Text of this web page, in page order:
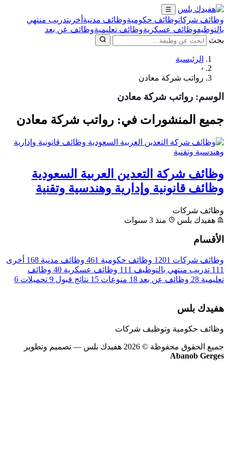
☰
وظائف شركاتوظائف حكوميةوظائف مدنية أخرىتدريب منتهي
بالتوظيفوظائف عسكريةوظائف تعليميةوظائف عن بعد
بحث
الرئيسية
›
رواتب شركة معادن
الوسم: رواتب شركة معادن
جميع المنشورات في: رواتب شركة معادن
وظائف شركة التعدين العربية السعودية
وظائف قانونية وإدارية وهندسية وتقنية
وظائف شركات
هفيدك بلس
منذ 3 سنوات
الأقسام
وظائف شركات 1201 وظائف حكومية 461 وظائف مدنية 168 أخرى
111 تدريب منتهي بالتوظيف 111 وظائف عسكرية 40 وظائف
تعليمية 28 وظائف عن بعد 18 منوعات 15 نتائج قبول 9 تحميلات 6
هفيدك بلس
وظائف حكومية وتوظيف شركات
جميع الحقوق محفوظة © 2026 هفيدك بلس
— تصميم وتطوير
Abanob Gerges